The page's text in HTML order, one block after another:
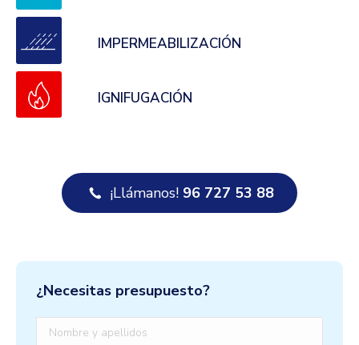
IMPERMEABILIZACIÓN
IGNIFUGACIÓN
¡Llámanos! 96 727 53 88
¿Necesitas presupuesto?